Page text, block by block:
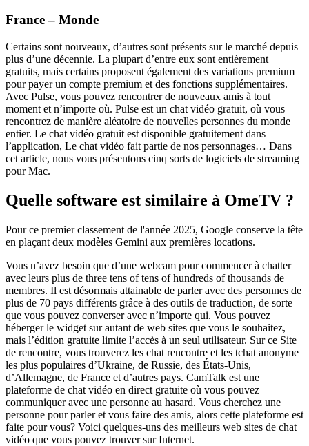
France – Monde
Certains sont nouveaux, d’autres sont présents sur le marché depuis
plus d’une décennie. La plupart d’entre eux sont entièrement
gratuits, mais certains proposent également des variations premium
pour payer un compte premium et des fonctions supplémentaires.
Avec Pulse, vous pouvez rencontrer de nouveaux amis à tout
moment et n’importe où. Pulse est un chat vidéo gratuit, où vous
rencontrez de manière aléatoire de nouvelles personnes du monde
entier. Le chat vidéo gratuit est disponible gratuitement dans
l’application, Le chat vidéo fait partie de nos personnages… Dans
cet article, nous vous présentons cinq sorts de logiciels de streaming
pour Mac.
Quelle software est similaire à OmeTV ?
Pour ce premier classement de l'année 2025, Google conserve la tête
en plaçant deux modèles Gemini aux premières locations.
Vous n’avez besoin que d’une webcam pour commencer à chatter
avec leurs plus de three tens of tens of hundreds of thousands de
membres. Il est désormais attainable de parler avec des personnes de
plus de 70 pays différents grâce à des outils de traduction, de sorte
que vous pouvez converser avec n’importe qui. Vous pouvez
héberger le widget sur autant de web sites que vous le souhaitez,
mais l’édition gratuite limite l’accès à un seul utilisateur. Sur ce Site
de rencontre, vous trouverez les chat rencontre et les tchat anonyme
les plus populaires d’Ukraine, de Russie, des États-Unis,
d’Allemagne, de France et d’autres pays. CamTalk est une
plateforme de chat vidéo en direct gratuite où vous pouvez
communiquer avec une personne au hasard. Vous cherchez une
personne pour parler et vous faire des amis, alors cette plateforme est
faite pour vous? Voici quelques-uns des meilleurs web sites de chat
vidéo que vous pouvez trouver sur Internet.